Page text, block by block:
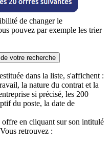
de changer le
pouvez par exemple les trier
votre recherche
dans la liste, s'affichent :
la nature du contrat et la
si précisé, les 200
du poste, la date de
offre en cliquant sur son intitulé
retrouvez :